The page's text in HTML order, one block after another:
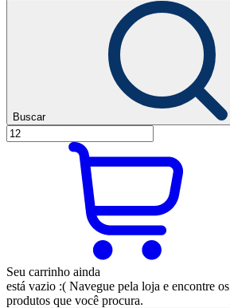
Buscar
Seu carrinho ainda
está vazio :( Navegue pela loja e encontre os
produtos que você procura.